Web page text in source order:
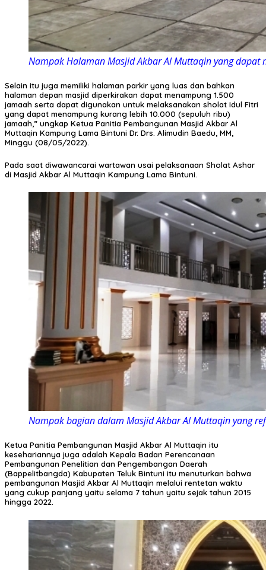
Nampak Halaman Masjid Akbar Al Muttaqin yang dapat
Selain itu juga memiliki halaman parkir yang luas dan bahkan
halaman depan masjid diperkirakan dapat menampung 1.500
jamaah serta dapat digunakan untuk melaksanakan sholat Idul Fitri
yang dapat menampung kurang lebih 10.000 (sepuluh ribu)
jamaah,” ungkap Ketua Panitia Pembangunan Masjid Akbar Al
Muttaqin Kampung Lama Bintuni Dr. Drs. Alimudin Baedu, MM,
Minggu (08/05/2022).
Pada saat diwawancarai wartawan usai pelaksanaan Sholat Ashar
di Masjid Akbar Al Muttaqin Kampung Lama Bintuni.
Nampak bagian dalam Masjid Akbar Al Muttaqin yang
Ketua Panitia Pembangunan Masjid Akbar Al Muttaqin itu
kesehariannya juga adalah Kepala Badan Perencanaan
Pembangunan Penelitian dan Pengembangan Daerah
(Bappelitbangda) Kabupaten Teluk Bintuni itu menuturkan bahwa
pembangunan Masjid Akbar Al Muttaqin melalui rentetan waktu
yang cukup panjang yaitu selama 7 tahun yaitu sejak tahun 2015
hingga 2022.